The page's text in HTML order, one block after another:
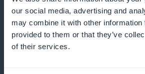
our social media, advertising and
may combine it with other information
provided to them or that they’ve
of their services.
Pushmeldingen om
te houden